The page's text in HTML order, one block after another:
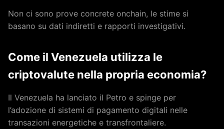
Non ci sono prove concrete onchain, le stime si
basano su dati indiretti e rapporti investigativi.
Come il Venezuela utilizza le
criptovalute nella propria economia?
Il Venezuela ha lanciato il Petro e spinge per
l’adozione di sistemi di pagamento digitali nelle
transazioni energetiche e transfrontaliere.